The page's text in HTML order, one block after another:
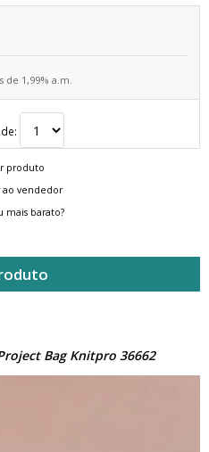
de 1,99% a.m.
produto
ao vendedor
mais barato?
Bag Knitpro 36662